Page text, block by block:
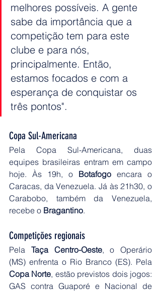
melhores possíveis. A gente
sabe da importância que a
competição tem para este
clube e para nós,
principalmente. Então,
estamos focados e com a
esperança de conquistar os
três pontos".
Copa Sul-Americana
Pela Copa Sul-Americana, duas
equipes brasileiras entram em campo
hoje. Às 19h, o Botafogo encara o
Caracas, da Venezuela. Já às 21h30, o
Carabobo, também da Venezuela,
recebe o Bragantino.
Competições regionais
Pela Taça Centro-Oeste, o Operário
Copa Norte, estão previstos dois jogos:
GAS contra Guaporé e Nacional de